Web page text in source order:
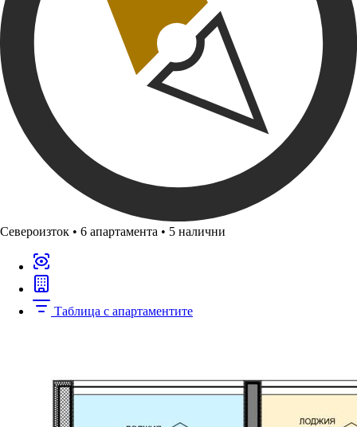
Североизток • 6 апартамента • 5 налични
Таблица с апартаментите